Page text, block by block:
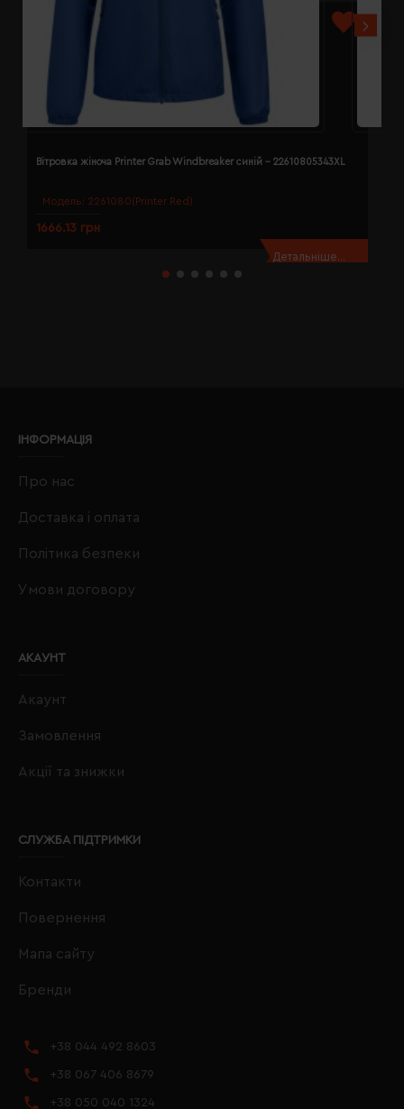
Модель: 2261080(Printer Red)
Вітровка жіноча Printer Grab Windbreaker синій - 22610805343XL
1666.13 грн
Детальніше...
ІНФОРМАЦІЯ
Про нас
Доставка і оплата
Політика безпеки
Умови договору
АКАУНТ
Акаунт
Замовлення
Акції та знижки
СЛУЖБА ПІДТРИМКИ
Контакти
Повернення
Мапа сайту
Бренди
+38 044 492 8603
+38 067 406 8679
+38 050 040 1324